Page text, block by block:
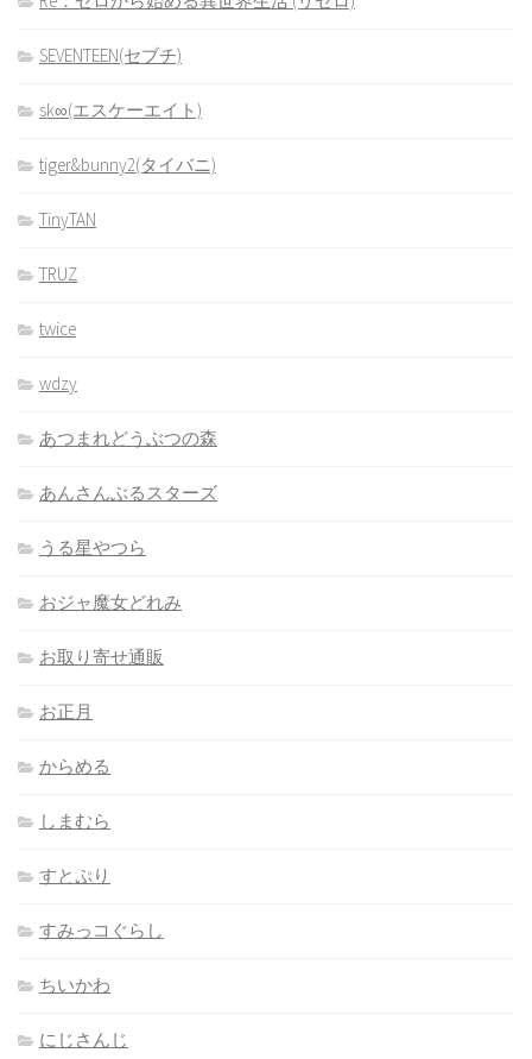
SEVENTEEN(セブチ)
sk∞(エスケーエイト)
tiger&bunny2(タイバニ)
TinyTAN
TRUZ
twice
wdzy
あつまれどうぶつの森
あんさんぶるスターズ
うる星やつら
おジャ魔女どれみ
お取り寄せ通販
お正月
からめる
しまむら
すとぷり
すみっコぐらし
ちいかわ
にじさんじ